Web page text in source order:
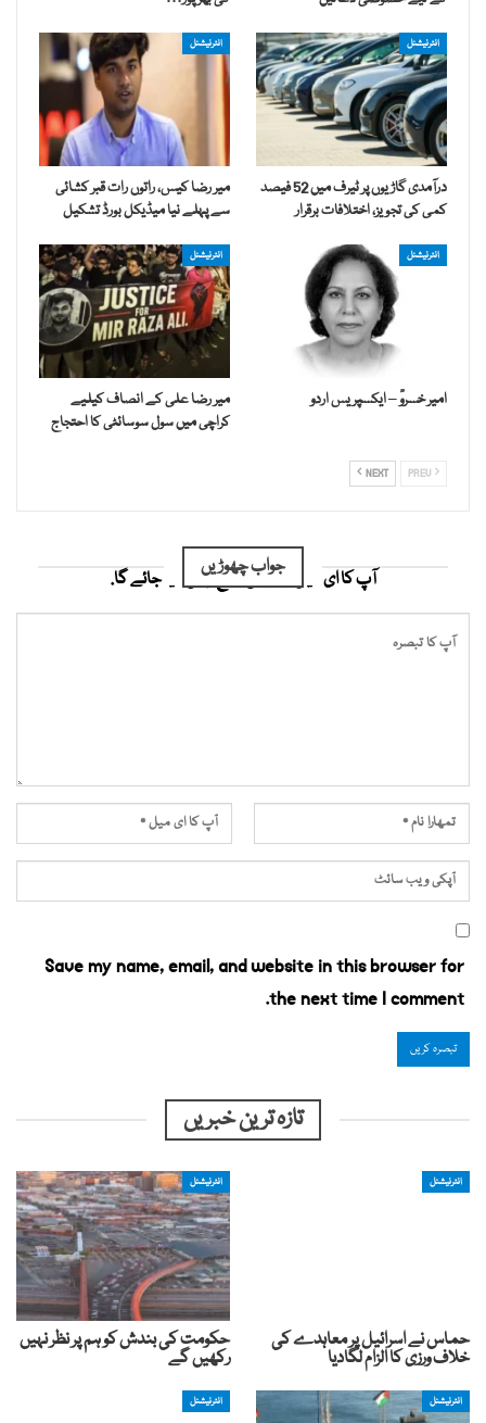
انٹرنیشنل
درآمدی گاڑیوں پر ٹیرف میں 52 فیصد
کمی کی تجویز، اختلافات برقرار
انٹرنیشنل
میر رضا کیس، راتوں رات قبر کشائی
سے پہلے نیا میڈیکل بورڈ تشکیل
انٹرنیشنل
امیر خسروؒ – ایکسپریس اردو
انٹرنیشنل
میر رضا علی کے انصاف کیلیے
کراچی میں سول سوسائٹی کا احتجاج
NEXT
جواب چھوڑیں
آپ کا ای میل ایڈریس شائع نہیں کیا جائے گا.
Save my name, email, and website in this browser for
the next time I comment.
تازہ ترین خبریں
انٹرنیشنل
حماس نے اسرائیل پر معاہدے کی
خلاف ورزی کا الزام لگادیا
انٹرنیشنل
حکومت کی بندش کو ہم پر نظر نہیں
رکھیں گے
انٹرنیشنل انٹرنیشنل